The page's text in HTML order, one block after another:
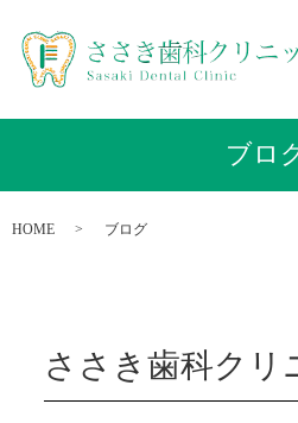
ブロ
HOME ブログ
ささき歯科クリ